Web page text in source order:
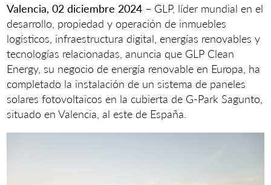
Valencia, 02 diciembre 2024 – GLP, líder mundial en el
desarrollo, propiedad y operación de inmuebles
logísticos, infraestructura digital, energías renovables y
tecnologías relacionadas, anuncia que GLP Clean
Energy, su negocio de energía renovable en Europa, ha
completado la instalación de un sistema de paneles
solares fotovoltaicos en la cubierta de G-Park Sagunto,
situado en Valencia, al este de España.